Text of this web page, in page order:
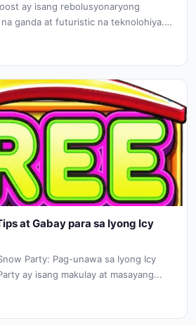
ay isang rebolusyonaryong
ganda at futuristic na teknolohiya.
at Gabay para sa Iyong Icy
Party: Pag-unawa sa Iyong Icy
ay isang makulay at masayang...